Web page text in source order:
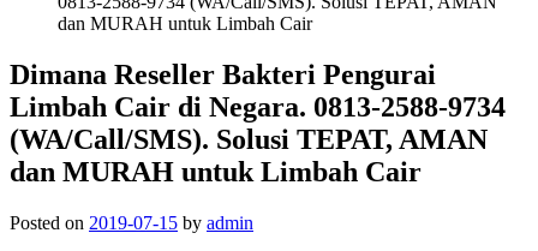
dan MURAH untuk Limbah Cair
Dimana Reseller Bakteri Pengurai
Limbah Cair di Negara. 0813-2588-9734
(WA/Call/SMS). Solusi TEPAT, AMAN
dan MURAH untuk Limbah Cair
Posted on 2019-07-15 by admin